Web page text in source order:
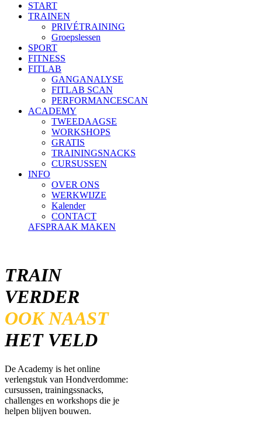
START
TRAINEN
PRIVÉTRAINING
Groepslessen
SPORT
FITNESS
FITLAB
GANGANALYSE
FITLAB SCAN
PERFORMANCESCAN
ACADEMY
TWEEDAAGSE
WORKSHOPS
GRATIS
TRAININGSNACKS
CURSUSSEN
INFO
OVER ONS
WERKWIJZE
Kalender
CONTACT
AFSPRAAK MAKEN
TRAIN
VERDER
OOK NAAST
HET VELD
De Academy is het online
verlengstuk van Hondverdomme:
cursussen, trainingssnacks,
challenges en workshops die je
helpen blijven bouwen.